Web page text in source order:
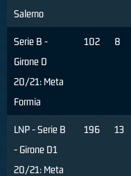
Salerno
Serie B -
Girone D
20/21: Meta
Formia
102 8
LNP - Serie B
- Girone D1
20/21: Meta
196 13